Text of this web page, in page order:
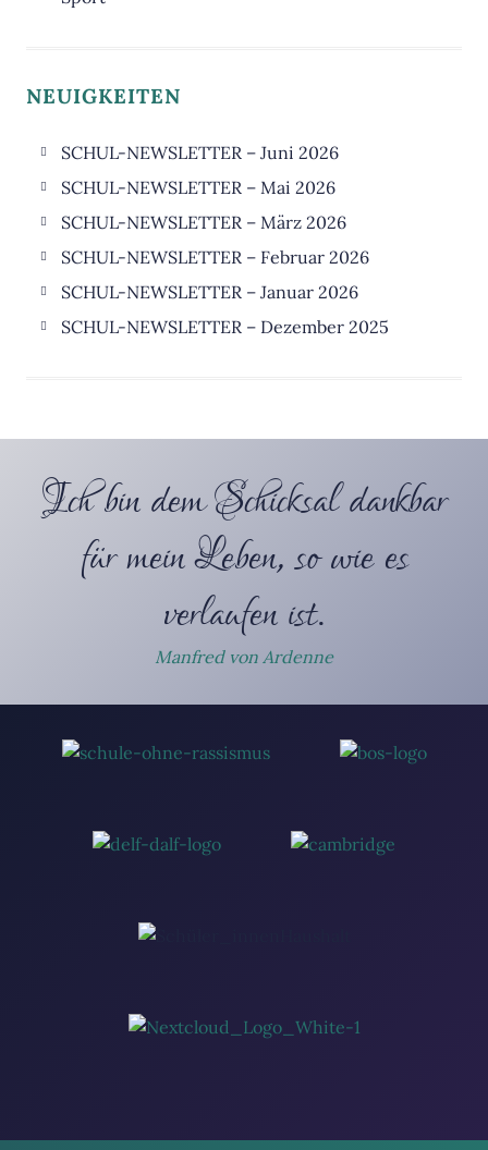
NEUIGKEITEN
SCHUL-NEWSLETTER – Juni 2026
SCHUL-NEWSLETTER – Mai 2026
SCHUL-NEWSLETTER – März 2026
SCHUL-NEWSLETTER – Februar 2026
SCHUL-NEWSLETTER – Januar 2026
SCHUL-NEWSLETTER – Dezember 2025
Ich bin dem Schicksal dankbar
für mein Leben, so wie es
verlaufen ist.
Manfred von Ardenne